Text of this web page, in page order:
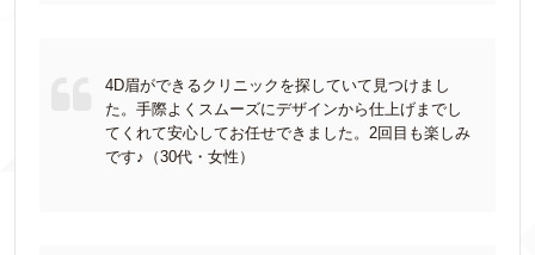
4D眉ができるクリニックを探していて見つけまし
た。手際よくスムーズにデザインから仕上げまでし
てくれて安心してお任せできました。2回目も楽しみ
です♪（30代・女性）